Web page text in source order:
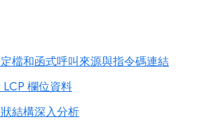
定檔和函式呼叫來源與指令碼連結
欄位資料
結構深入分析